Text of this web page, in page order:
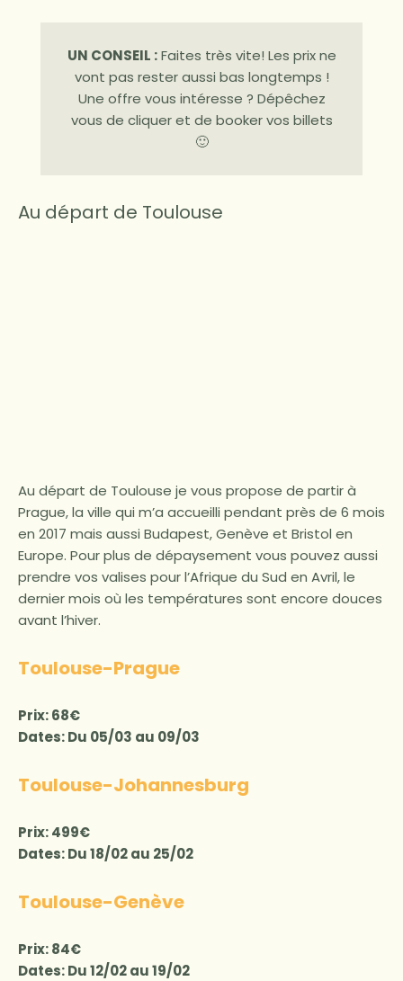
UN CONSEIL :Faites très vite! Les prix ne
vont pas rester aussi bas longtemps !
Une offre vous intéresse ? Dépêchez
vous de cliquer et de booker vos billets
🙂
Au départ de Toulouse
Au départ de Toulouse je vous propose de partir à
Prague, la ville qui m’a accueilli pendant près de 6 mois
en 2017 mais aussi Budapest, Genève et Bristol en
Europe. Pour plus de dépaysement vous pouvez aussi
prendre vos valises pour l’Afrique du Sud en Avril, le
dernier mois où les températures sont encore douces
avant l’hiver.
Toulouse-Prague
Prix: 68€
Dates: Du 05/03 au 09/03
Toulouse-Johannesburg
Prix: 499€
Dates: Du 18/02 au 25/02
Toulouse-Genève
Prix: 84€
Dates: Du 12/02 au 19/02